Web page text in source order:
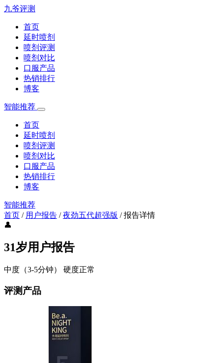
九爷评测
首页
延时喷剂
喷剂评测
喷剂对比
口服产品
热销排行
博客
智能推荐
首页
延时喷剂
喷剂评测
喷剂对比
口服产品
热销排行
博客
智能推荐
首页 / 用户报告 /夜劲五代超强版 /报告详情
👤
31岁用户报告
中度（3-5分钟） 硬度正常
评测产品